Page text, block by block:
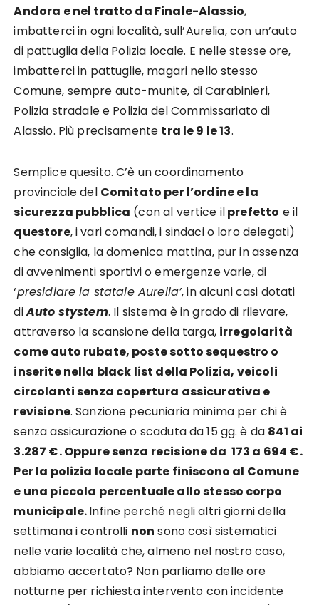
Andora e nel tratto da Finale-Alassio,
imbatterci in ogni località, sull’Aurelia, con un’auto
di pattuglia della Polizia locale. E nelle stesse ore,
imbatterci in pattuglie, magari nello stesso
Comune, sempre auto-munite, di Carabinieri,
Polizia stradale e Polizia del Commissariato di
Alassio. Più precisamente tra le 9 le 13.
Semplice quesito. C’è un coordinamento
provinciale del Comitato per l’ordine e la
sicurezza pubblica (con al vertice ilprefetto e il
questore, i vari comandi, i sindaci o loro delegati)
che consiglia, la domenica mattina, pur in assenza
di avvenimenti sportivi o emergenze varie, di
‘presidiare la statale Aurelia’, in alcuni casi dotati
diAuto stystem. Il sistema è in grado di rilevare,
attraverso la scansione della targa, irregolarità
come auto rubate, poste sotto sequestro o
inserite nella black list della Polizia, veicoli
circolanti senza copertura assicurativa e
revisione. Sanzione pecuniaria minima per chi è
senza assicurazione o scaduta da 15 gg. è da 841 ai
3.287 €. Oppure senza recisione da 173 a 694 €.
Per la polizia locale parte finiscono al Comune
e una piccola percentuale allo stesso corpo
municipale.Infine perché negli altri giorni della
settimana i controlli non sono così sistematici
nelle varie località che, almeno nel nostro caso,
abbiamo accertato? Non parliamo delle ore
notturne per richiesta intervento con incidente